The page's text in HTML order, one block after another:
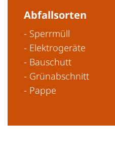
Abfallsorten
- Sperrmüll
- Elektrogeräte
- Bauschutt
- Grünabschnitt
- Pappe